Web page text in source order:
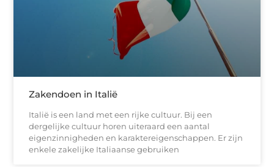
Zakendoen in Italië
Italië is een land met een rijke cultuur. Bij een
dergelijke cultuur horen uiteraard een aantal
eigenzinnigheden en karaktereigenschappen. Er zijn
enkele zakelijke Italiaanse gebruiken